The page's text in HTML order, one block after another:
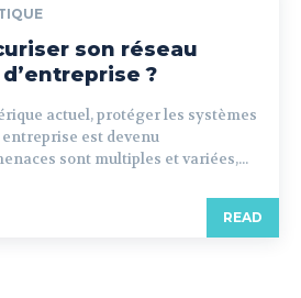
son réseau
?
actuel, protéger les systèmes
est devenu
sont multiples et variées,...
READ